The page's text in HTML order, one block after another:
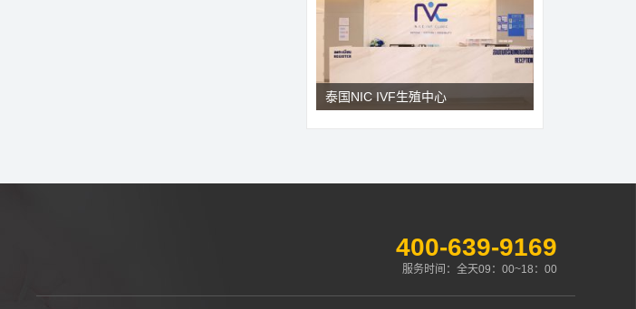
泰国NIC IVF生殖中心
400-639-9169
服务时间：全天09：00~18：00